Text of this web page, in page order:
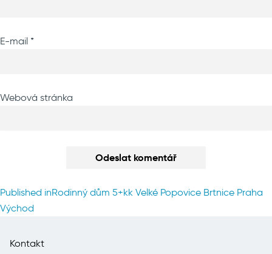
E-mail *
Webová stránka
Navigace
pro
příspěvek
Published inRodinný dům 5+kk Velké Popovice Brtnice Praha
Východ
Kontakt